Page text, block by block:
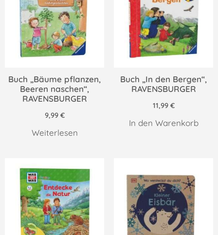
Buch „Bäume pflanzen,
Beeren naschen“,
RAVENSBURGER
9,99 €
Weiterlesen
Buch „In den Bergen“,
RAVENSBURGER
11,99 €
In den Warenkorb